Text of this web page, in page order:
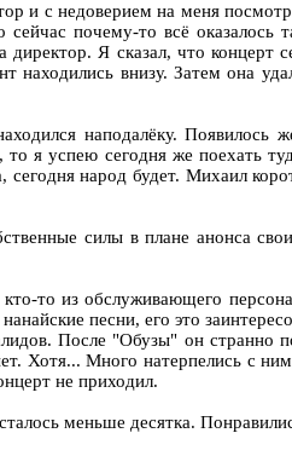
и с недоверием на меня
почему-то всё оказалось
Я сказал, что концерт
внизу. Затем она
наподалёку. Появилось
то я успею сегодня же поехать
народ будет. Михаил
силы в плане анонса
то из обслуживающего
песни, его это
После "Обузы" он странно
Хотя... Много натерпелись с
не приходил.
меньше десятка.